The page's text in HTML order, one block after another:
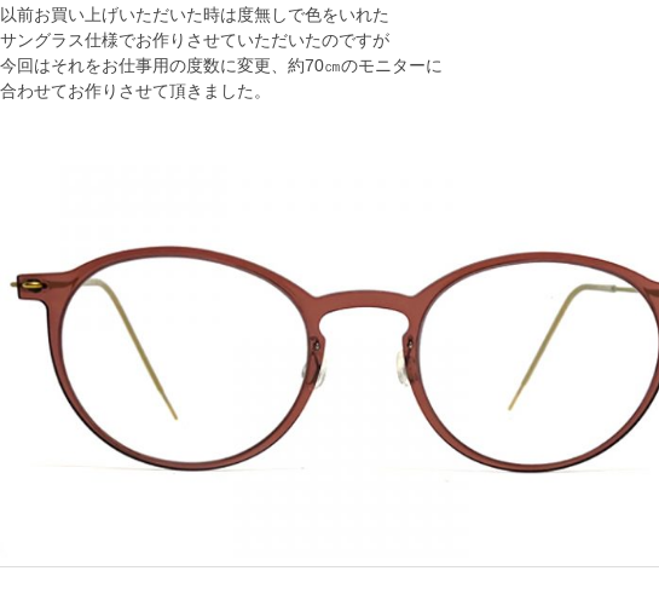
以前お買い上げいただいた時は度無しで色をいれた
サングラス仕様でお作りさせていただいたのですが
今回はそれをお仕事用の度数に変更、約70㎝のモニターに
合わせてお作りさせて頂きました。